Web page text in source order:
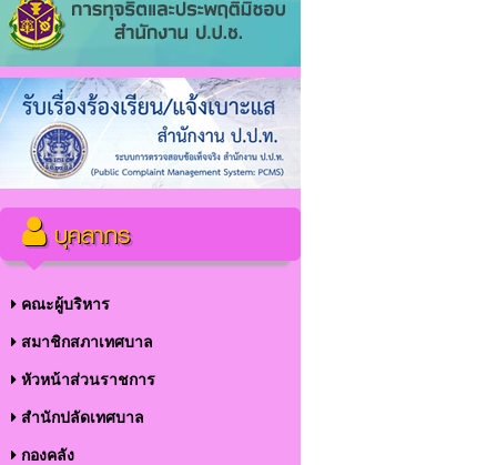
บุคลากร
คณะผู้บริหาร
สมาชิกสภาเทศบาล
หัวหน้าส่วนราชการ
สำนักปลัดเทศบาล
กองคลัง